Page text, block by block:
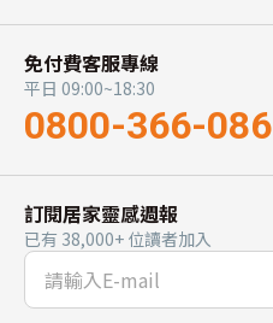
免付費客服專線
平日 09:00~18:30
0800-366-086
訂閱居家靈感週報
已有 38,000+ 位讀者加入